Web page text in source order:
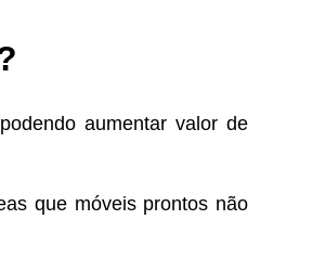
aumentar valor de
que móveis prontos não